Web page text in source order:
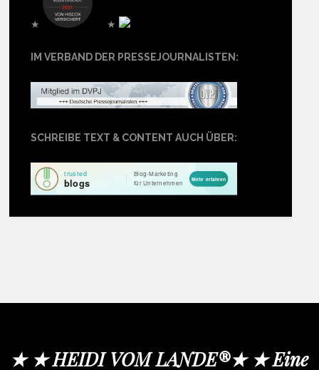
★ ★
IM VERBAND DER PRESSEJOURNALISTEN:
SCHREIBE TEXT & CONTENT AUCH ÜBER:
★ ★ HEIDI VOM LANDE®★ ★ Eine